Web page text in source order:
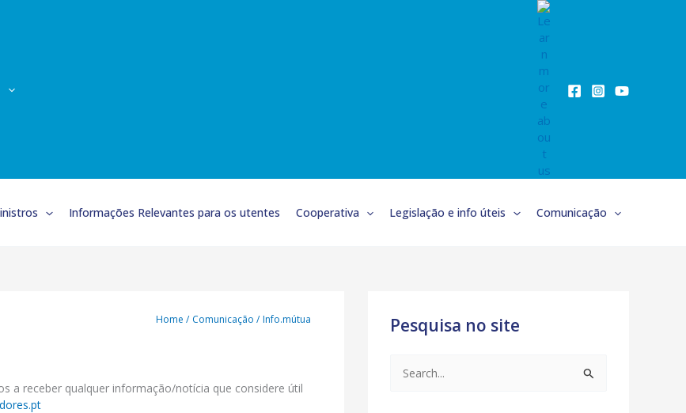
Informações Relevantes para os utentes Cooperativa Legislação e info úteis Comunicação
Home Comunicação Info.mútua
a receber qualquer informação/notícia que considere útil
Pesquisa no site